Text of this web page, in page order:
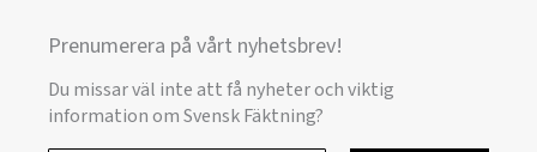
Prenumerera på vårt nyhetsbrev!
Du missar väl inte att få nyheter och viktig
information om Svensk Fäktning?